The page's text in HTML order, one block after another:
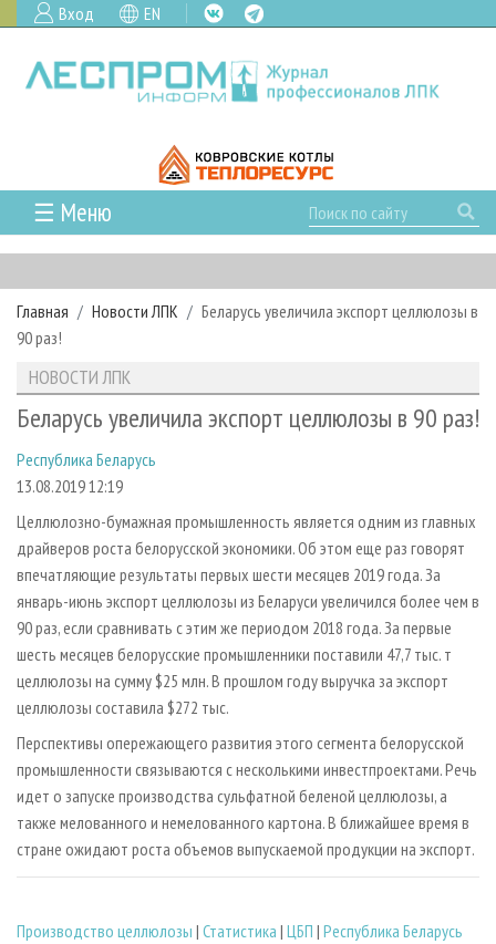
Вход EN
☰ Меню
ГЛАВНАЯ
РУБРИКИ И ТЕМЫ
РУБРИКИ ЖУРНАЛА
ЛЕСОЗАГОТОВКА
ЛЕСОПИЛЕНИЕ
ДЕРЕВООБРАБОТКА
СУШКА ДРЕВЕСИНЫ
ПРОИЗВОДСТВО ДРЕВЕСНЫХ ПЛИТ
ДЕРЕВЯННОЕ ДОМОСТРОЕНИЕ
ПРОИЗВОДСТВО МЕБЕЛИ
БИОЭНЕРГЕТИКА
ЦБП
НОВОСТИ
НОВОСТИ ЛПК
НОВОСТИ ЖУРНАЛА
НОВОСТИ КОМПАНИЙ
ПРОЕКТЫ ЛПИ
АНАЛИТИКА
ПРЕДПРИЯТИЯ ЛПК
ЛЕСНЫЕ РЕГИОНЫ РОССИИ
ПЕРСОНЫ
МОБИЛЬНЫЕ ВЫСТАВКИ
ОФИЦИАЛЬНЫЕ ДЕЛЕГАЦИИ
ПРИОРИТЕТНЫЕ ИНВЕСТПРОЕКТЫ
RUSSIAN FORESTRY REVIEW
ГАЗЕТА ЛЕСПРОМФОРУМ
АРХИВ ЖУРНАЛОВ
СТАТЬИ
ПОДПИСКА
КОНТАКТЫ
РЕКЛАМОДАТЕЛЯМ
РЕКЛАМА
РЕКЛАМА НА САЙТЕ
Главная Новости ЛПК
Беларусь увеличила экспорт целлюлозы в
90 раз!
НОВОСТИ ЛПК
Беларусь увеличила экспорт целлюлозы в 90 раз!
Республика Беларусь
13.08.2019 12:19
Целлюлозно-бумажная промышленность является одним из главных
драйверов роста белорусской экономики. Об этом еще раз говорят
впечатляющие результаты первых шести месяцев 2019 года. За
январь-июнь экспорт целлюлозы из Беларуси увеличился более чем в
90 раз, если сравнивать с этим же периодом 2018 года. За первые
шесть месяцев белорусские промышленники поставили 47,7 тыс. т
целлюлозы на сумму $25 млн. В прошлом году выручка за экспорт
целлюлозы составила $272 тыс.
Перспективы опережающего развития этого сегмента белорусской
промышленности связываются с несколькими инвестпроектами. Речь
идет о запуске производства сульфатной беленой целлюлозы, а
также мелованного и немелованного картона. В ближайшее время в
стране ожидают роста объемов выпускаемой продукции на экспорт.
Производство целлюлозы | Статистика | ЦБП | Республика Беларусь